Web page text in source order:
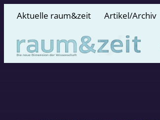
Aktuelle raum&zeit Artikel/Archiv